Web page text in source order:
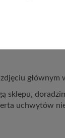
głównym
sklepu,
uchwytów